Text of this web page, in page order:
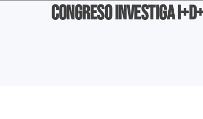
Congreso Investiga